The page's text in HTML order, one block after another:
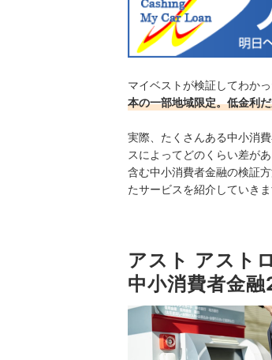
マイベストが検証してわか
本の一部地域限定。低金利
実際、たくさんある中小消
スによってどのくらい差が
含む中小消費者金融の検証
たサービスを紹介していきま
アスト アスト
中小消費者金